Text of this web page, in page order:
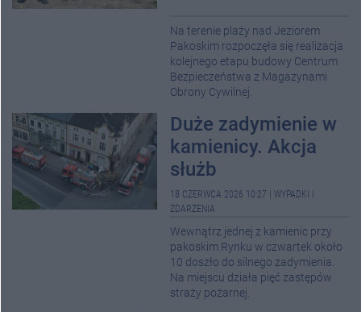
Na terenie plaży nad Jeziorem
Pakoskim rozpoczęła się realizacja
kolejnego etapu budowy Centrum
Bezpieczeństwa z Magazynami
Obrony Cywilnej.
Duże zadymienie w
kamienicy. Akcja
służb
18 CZERWCA 2026 10:27 | WYPADKI I
ZDARZENIA
Wewnątrz jednej z kamienic przy
pakoskim Rynku w czwartek około
10 doszło do silnego zadymienia.
Na miejscu działa pięć zastępów
straży pożarnej.